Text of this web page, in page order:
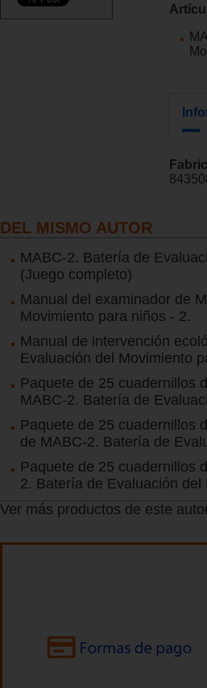
DEL MISMO AUTOR
MABC-2. Batería de
(Juego completo)
Manual del examinador de
Movimiento para niños - 2.
Manual de intervención
Evaluación del Movimiento
Paquete de 25 cuadernillos
MABC-2. Batería de
Paquete de 25 cuadernillos
de MABC-2. Batería de
Paquete de 25 cuadernillos
2. Batería de Evaluación
Ver más productos de este